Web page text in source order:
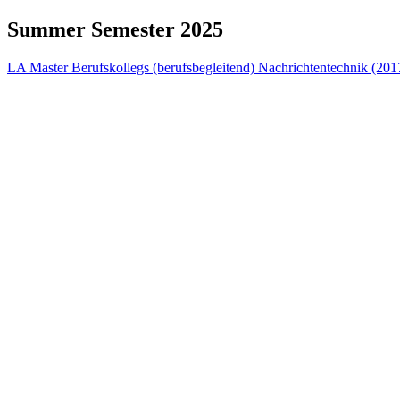
Summer Semester 2025
LA Master Berufskollegs (berufsbegleitend) Nachrichtentechnik